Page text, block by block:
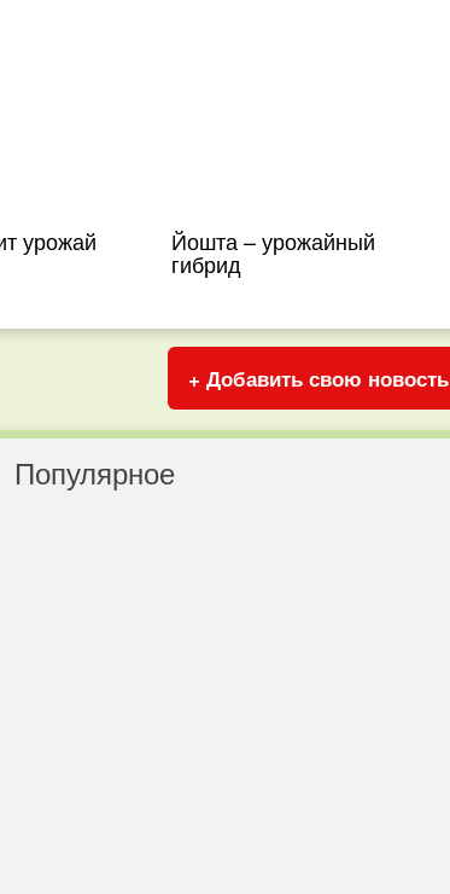
урожай Йошта – урожайный
гибрид
+ Добавить свою новость
Популярное